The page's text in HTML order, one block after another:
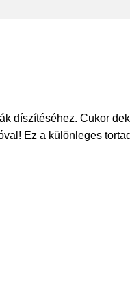
díszítéséhez. Cukor
Ez a különleges